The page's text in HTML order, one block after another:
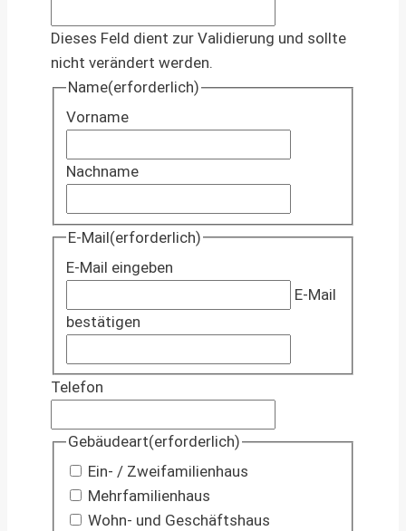
Dieses Feld dient zur Validierung und sollte
nicht verändert werden.
Name(erforderlich)
Vorname
Nachname
E-Mail(erforderlich)
E-Mail eingeben
E-Mail
bestätigen
Telefon
Gebäudeart(erforderlich)
Ein- / Zweifamilienhaus
Mehrfamilienhaus
Wohn- und Geschäftshaus